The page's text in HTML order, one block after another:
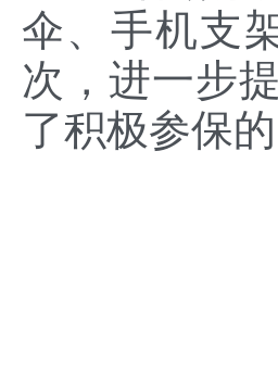
伞、手机支
次，进一步
了积极参保